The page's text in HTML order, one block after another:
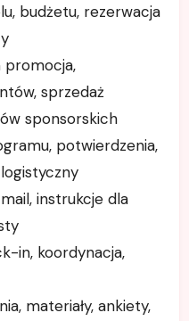
budżetu, rezerwacja
promocja,
sprzedaż
sponsorskich
potwierdzenia,
instrukcje dla
in, koordynacja,
materiały, ankiety,